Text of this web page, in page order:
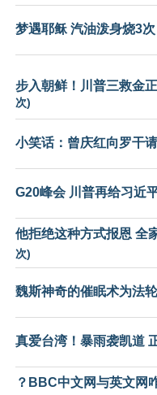
梦遇耶稣 汽油泼身烧3
步入朝鲜！川普三救金
次)
小笑话：曾庆红向罗干
G20峰会 川普再给习近
他拒绝这种方式报恩 全
次)
魏斯神奇的催眠术为法
真爱台湾！暴雨袭凯道
？BBC中文网与英文网